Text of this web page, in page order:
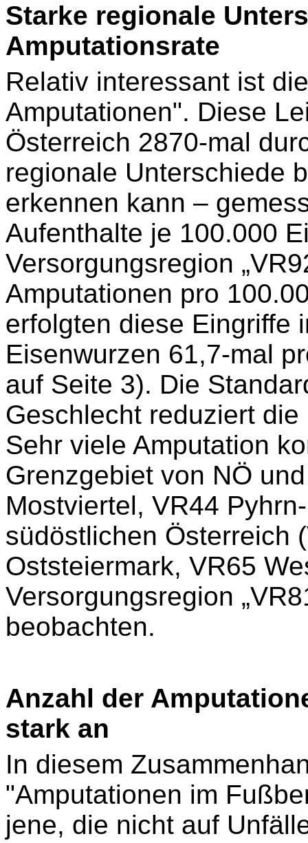
Starke regionale
Amputationsrate
Relativ interessant ist
Amputationen". Diese
Österreich 2870-mal
regionale Unterschiede
erkennen kann –
Aufenthalte je 100.000
Versorgungsregion
Amputationen pro
erfolgten diese Eingriffe
Eisenwurzen 61,7-mal
auf Seite 3). Die
Geschlecht reduziert
Sehr viele Amputation
Grenzgebiet von NÖ
Mostviertel, VR44
südöstlichen Österreich
Oststeiermark, VR65
Versorgungsregion
beobachten.
Anzahl der
stark an
In diesem
"Amputationen im
jene, die nicht auf